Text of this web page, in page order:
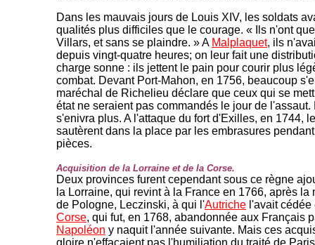
Dans les mauvais jours de Louis XIV, les soldats
qualités plus difficiles que le courage. « Ils n'ont
Villars, et sans se plaindre. » A Malplaquet, ils
depuis vingt-quatre heures; on leur fait une
charge sonne : ils jettent le pain pour courir plus
combat. Devant Port-Mahon, en 1756, beaucoup
maréchal de Richelieu déclare que ceux qui se
état ne seraient pas commandés le jour de l'assaut.
s'enivra plus. A l'attaque du fort d'Exilles, en 1744,
sautèrent dans la place par les embrasures
pièces.
Acquisition de la Lorraine et de la Corse.
Deux provinces furent cependant sous ce règne
la Lorraine, qui revint à la France en 1766, après la
de Pologne, Leczinski, à qui l'Autriche l'avait
Corse, qui fut, en 1768, abandonnée aux Français
Napoléon y naquit l'année suivante. Mais ces
gloire n'effaçaient pas l'humiliation du traité de